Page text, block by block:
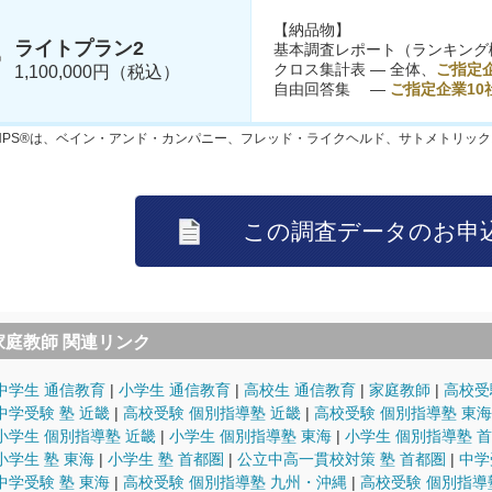
ライトプラン2
1,100,000円（税込）
【納品物】
基本調査レポート（ランキン
クロス集計表 ― 全体、 ご指定
自由回答集 ― ご指定企業10
は、ベイン・アンド・カンパニー、フレッド・ライクヘルド、サトメトリッ
庭教師 関連リンク
学生 通信教育 小学生 通信教育 高校生 通信教育 家庭教師
高校
学受験 塾 近畿
高校受験 個別指導塾 近畿
高校受験 個別指導塾 東海
学生 個別指導塾 近畿
小学生 個別指導塾 東海
小学生 個別指導塾
学生 塾 東海
小学生 塾 首都圏 公立中高一貫校対策 塾 首都圏
中
学受験 塾 東海
高校受験 個別指導塾 九州・沖縄 高校受験 個別指導